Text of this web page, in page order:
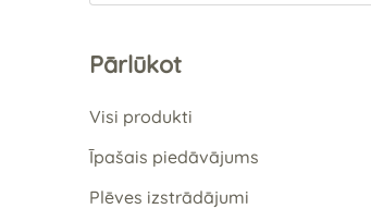
Pārlūkot
Visi produkti
Īpašais piedāvājums
Plēves izstrādājumi